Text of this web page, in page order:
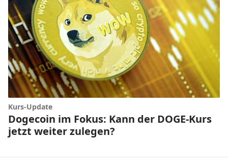
Kurs-Update
Dogecoin im Fokus: Kann der DOGE-Kurs
jetzt weiter zulegen?